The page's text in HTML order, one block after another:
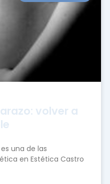
volver a
una de las
en Estética Castro